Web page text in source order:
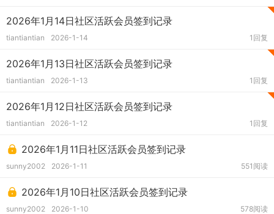
2026年1月14日社区活跃会员签到记录
tiantiantian 2026-1-14 1回复
2026年1月13日社区活跃会员签到记录
tiantiantian 2026-1-13 1回复
2026年1月12日社区活跃会员签到记录
tiantiantian 2026-1-12 1回复
2026年1月11日社区活跃会员签到记录
sunny2002 2026-1-11 551阅读
2026年1月10日社区活跃会员签到记录
sunny2002 2026-1-10 578阅读